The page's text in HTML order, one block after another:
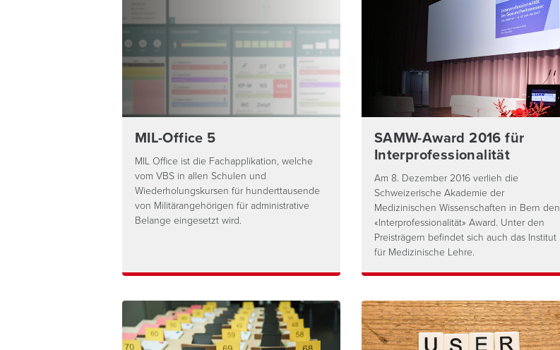
MIL-Office 5
MIL Office ist die Fachapplikation, welche
vom VBS in allen Schulen und
Wiederholungskursen für hunderttausende
von Militärangehörigen für administrative
Belange eingesetzt wird.
SAMW-Award 2016 für
Interprofessionalität
Am 8. Dezember 2016 verlieh die
Schweizerische Akademie der
Medizinischen Wissenschaften in Bern den
«Interprofessionalität» Award. Unter den
Preisträgern befindet sich auch das Institut
für Medizinische Lehre.